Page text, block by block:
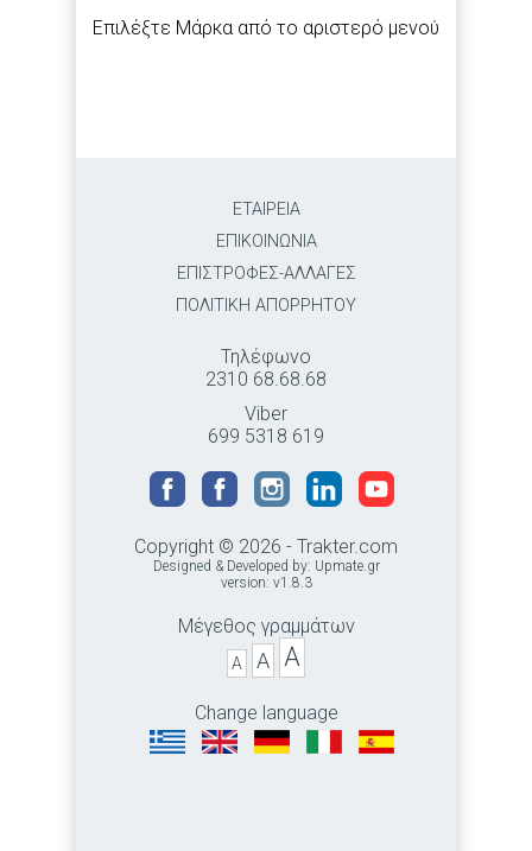
Επιλέξτε Μάρκα από το αριστερό μενού
ΕΤΑΙΡΕΙΑ
ΕΠΙΚΟΙΝΩΝΙΑ
ΕΠΙΣΤΡΟΦΕΣ-ΑΛΛΑΓΕΣ
ΠΟΛΙΤΙΚΗ ΑΠΟΡΡΗΤΟΥ
Τηλέφωνο
2310 68.68.68
Viber
699 5318 619
Copyright © 2026 - Trakter.com
Designed & Developed by: Upmate.gr
version: v1.8.3
Μέγεθος γραμμάτων
A A A
Change language